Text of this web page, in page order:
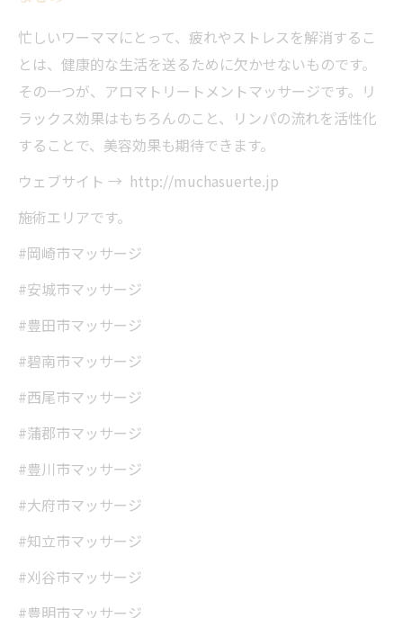
忙しいワーママにとって、疲れやストレスを解消するこ
とは、健康的な生活を送るために欠かせないものです。
その一つが、アロマトリートメントマッサージです。リ
ラックス効果はもちろんのこと、リンパの流れを活性化
することで、美容効果も期待できます。
ウェブサイト → http://muchasuerte.jp
施術エリアです。
#岡崎市マッサージ
#安城市マッサージ
#豊田市マッサージ
#碧南市マッサージ
#西尾市マッサージ
#蒲郡市マッサージ
#豊川市マッサージ
#大府市マッサージ
#知立市マッサージ
#刈谷市マッサージ
#豊明市マッサージ
初回 500円OFFさせて頂きます。 既に 追加済の